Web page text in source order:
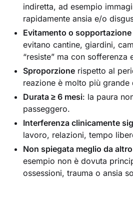
indiretta, ad esempio
rapidamente ansia e/o
Evitamento o
evitano cantine, giardini,
“resiste” ma con sofferenza
Sproporzione rispetto al
reazione è molto più
Durata ≥ 6 mesi: la paura
passeggero.
Interferenza clinicamente
lavoro, relazioni, tempo
Non spiegata meglio da
esempio non è dovuta
ossessioni, trauma o ansia